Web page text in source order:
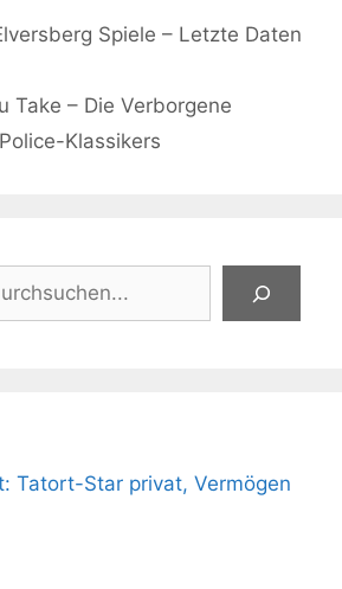
Spiele – Letzte Daten
Take – Die Verborgene
Klassikers
Tatort-Star privat, Vermögen